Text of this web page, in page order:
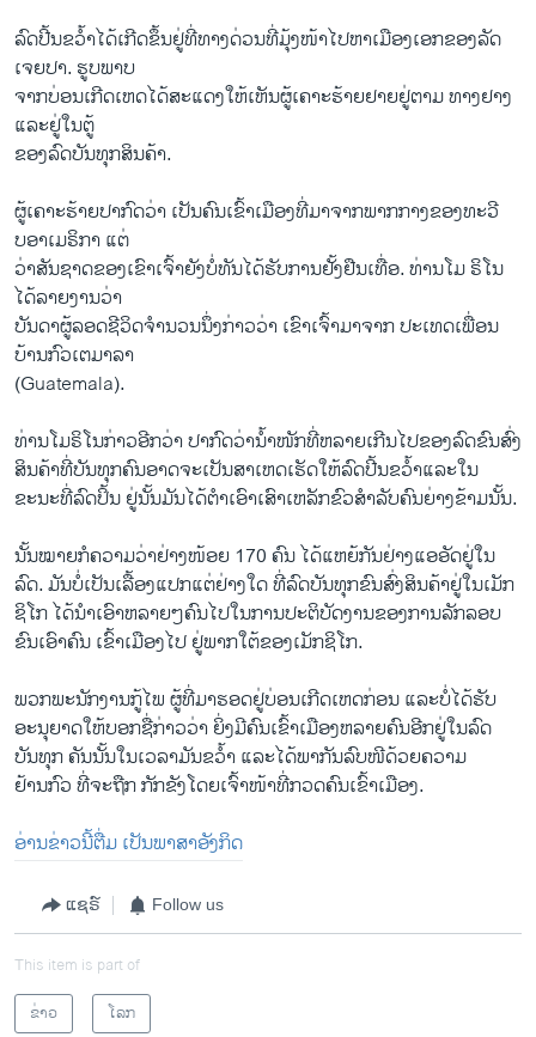
ລົດປີ້ນຂວ້ຳໄດ້ເກີດຂຶ້ນຢູ່ທີ່ທາງດ່ວນທີ່ມຸ້ງ​ໜ້າ​ໄປ​ຫາເມືອງ​ເອກຂອງລັດ
ເຈຍປາ. ຮູບພາບ
ຈາກບ່ອນເກີດເຫດໄດ້ສະແດງໃຫ້ເຫັນຜູ້ເຄາະຮ້າຍຢາຍຢູ່ຕາມ ທາງຢາງ
ແລະຢູ່ໃນຕູ້
ຂອງລົດບັນທຸກສິນຄ້າ.
ຜູ້ເຄາະຮ້າຍປາກົດວ່າ ເປັນຄົນເຂົ້າເມືອງທີ່ມາຈາກພາກກາງຂອງທະ​ວີ
ບອາເມຣິກາ ແຕ່
ວ່າສັນຊາດຂອງເຂົາເຈົ້າຍັງບໍ່ທັນໄດ້ຮັບການຢັ້ງຢືນເທື່ອ. ທ່ານໂມ ຣິໂນ
ໄດ້ລາຍງານວ່າ
ບັນດາຜູ້ລອດຊີວິດຈຳນວນນຶ່ງກ່າວວ່າ ເຂົາເຈົ້າມາຈາກ ປະເທດເພື່ອນ
ບ້ານກົວເຕມາລາ
(Guatemala).
ທ່ານໂມຣິໂນກ່າວອີກວ່າ ປາກົດວ່ານໍ້າໜັກທີ່​ຫລາຍ​ເກີນ​ໄປຂອງ​ລົດຂົນສົ່ງ
ສິນ​ຄ້າ​ທີ່ບັນ​ທຸກ​ຄົນອາດຈະເປັນສາເຫດເຮັດໃຫ້ລົດປີ້ນຂວ້ຳແລະໃນ
ຂະນະທີ່ລົດປິ້ນ ຢູ່ນັ້ນມັນໄດ້ຕຳເອົາເສົາເຫລັກຂົວສຳ​ລັບຄົນຍ່າງຂ້າມນັ້ນ.
ນັ້ນໝາຍ​ກໍຄວາມວ່າຢ່າງໜ້ອຍ 170 ຄົນ ໄດ້ແຫຍ້​ກັນ​ຢ່າງແອອັດຢູ່ໃນ
ລົດ. ມັນບໍ່ເປັນ​ເລື້ອງແປກແຕ່​ຢ່າງ​ໃດ ທີ່ລົດບັນທຸກຂົນສົ່ງສິນ​ຄ້າຢູ່ໃນເມັກ
ຊິໂກ ໄດ້ນຳເອົາຫລາຍໆຄົນໄປໃນການປະຕິບັດງານຂອງ​ການລັກລອບ​
ຂົນ​ເອົາຄົນ ເຂົ້າເມືອງໄປ ຢູ່ພາກໃຕ້ຂອງເມັກຊິໂກ.
ພວກພະນັກງານກູ້ໄພ ຜູ້ທີ່ມາຮອດຢູ່ບ່ອນເກີດເຫດກ່ອນ ແລະບໍ່ໄດ້ຮັບ
ອະນຸຍາດໃຫ້ບອກຊື່ກ່າວວ່າ ຍິ່ງ​ມີຄົນເຂົ້າເມືອງຫລາຍຄົນອີກຢູ່ໃນລົດ
ບັນທຸກ ຄັນນັ້ນໃນເວລາມັນຂວ້ຳ ແລະໄດ້ພາກັນລົບໜີດ້ວຍຄວາມ
ຢ້ານກົວ ທີ່ຈະຖືກ ກັກຂັງໂດຍເຈົ້າໜ້າທີ່ກວດຄົນເຂົ້າເມືອງ.
ອ່ານຂ່າວນີ້ຕື່ມ ເປັນພາສາອັງກິດ
ແຊຣ໌ Follow us
This item is part of
ຂ່າວ
ໂລກ